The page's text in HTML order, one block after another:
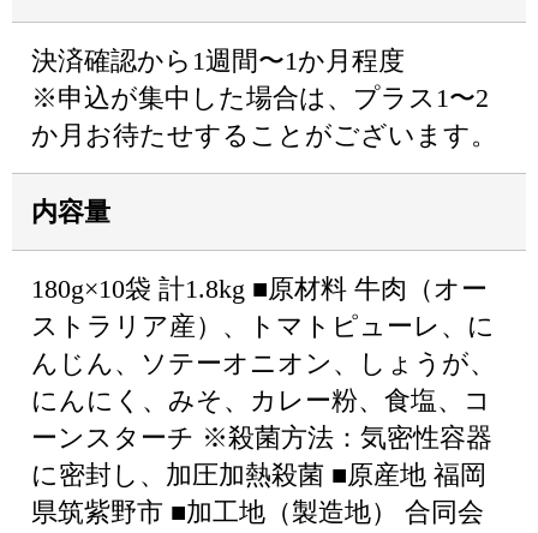
決済確認から1週間〜1か月程度
※申込が集中した場合は、プラス1〜2
か月お待たせすることがございます。
内容量
180g×10袋 計1.8kg ■原材料 牛肉（オー
ストラリア産）、トマトピューレ、に
んじん、ソテーオニオン、しょうが、
にんにく、みそ、カレー粉、食塩、コ
ーンスターチ ※殺菌方法：気密性容器
に密封し、加圧加熱殺菌 ■原産地 福岡
県筑紫野市 ■加工地（製造地） 合同会